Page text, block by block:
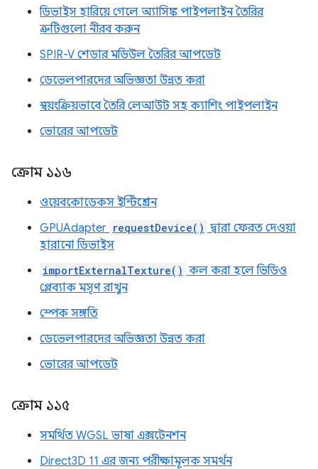
ডিভাইস হারিয়ে গেলে অ্যাসিঙ্ক পাইপলাইন তৈরির
ত্রুটিগুলো নীরব করুন
SPIR-V শেডার মডিউল তৈরির আপডেট
ডেভেলপারদের অভিজ্ঞতা উন্নত করা
স্বয়ংক্রিয়ভাবে তৈরি লেআউট সহ ক্যাশিং পাইপলাইন
ভোরের আপডেট
ক্রোম ১১৬
ওয়েবকোডেকস ইন্টিগ্রেশন
GPUAdapter requestDevice() দ্বারা ফেরত দেওয়া
হারানো ডিভাইস
importExternalTexture() কল করা হলে ভিডিও
প্লেব্যাক মসৃণ রাখুন
স্পেক সঙ্গতি
ডেভেলপারদের অভিজ্ঞতা উন্নত করা
ভোরের আপডেট
ক্রোম ১১৫
সমর্থিত WGSL ভাষা এক্সটেনশন
Direct3D 11 এর জন্য পরীক্ষামূলক সমর্থন